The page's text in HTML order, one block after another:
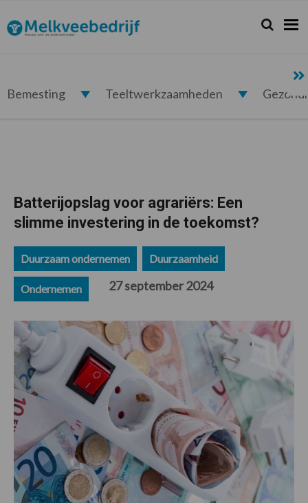
de
hoofdnavigatie
de
hoofd
de
eerste
de
voettekst
Melkveebedrijf.nl Zoeken...
Zoek
Bemesting Teeltwerkzaamheden
Batterijopslag voor agrariërs: Een
slimme investering in de toekomst?
Duurzaam ondernemen Duurzaamheid
Ondernemen 27 september 2024